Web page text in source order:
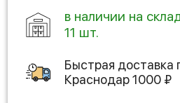
в наличии на
11 шт.
Быстрая доставка
Краснодар1000 ₽